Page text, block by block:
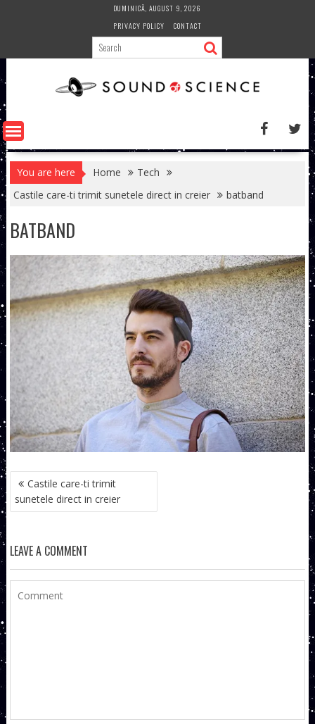
DUMINICĂ, AUGUST 9, 2026
PRIVACY POLICY
CONTACT
You are here Home
Tech
Castile care-ti trimit sunetele direct in creier
batband
BATBAND
NAVIGARE
ÎN
ARTICOLE
Castile care-ti trimit
sunetele direct in creier
LEAVE A COMMENT